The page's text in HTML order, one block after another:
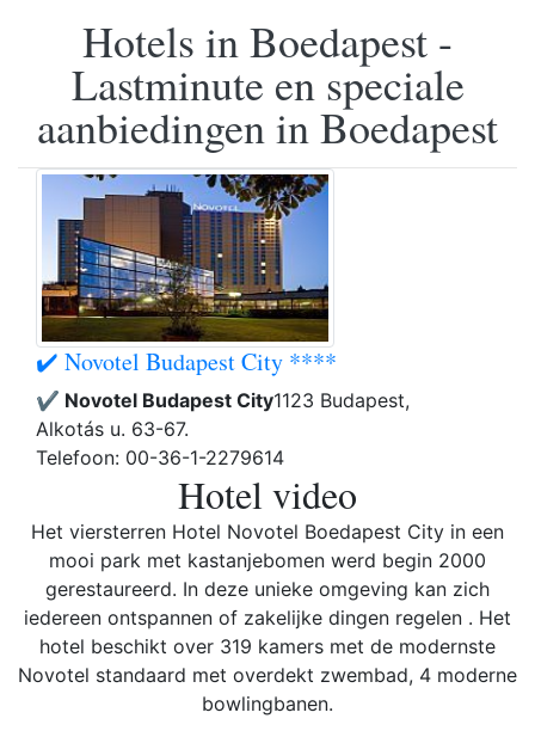
Hotels in Boedapest -
Lastminute en speciale
aanbiedingen in Boedapest
✔️ Novotel Budapest City ****
✔️ Novotel Budapest City1123 Budapest,
Alkotás u. 63-67.
Telefoon: 00-36-1-2279614
Hotel video
Het viersterren Hotel Novotel Boedapest City in een
mooi park met kastanjebomen werd begin 2000
gerestaureerd. In deze unieke omgeving kan zich
iedereen ontspannen of zakelijke dingen regelen . Het
hotel beschikt over 319 kamers met de modernste
Novotel standaard met overdekt zwembad, 4 moderne
bowlingbanen.